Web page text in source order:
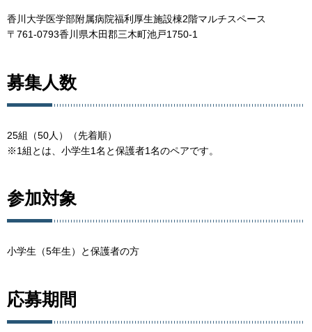
香川大学医学部附属病院福利厚生施設棟2階マルチスペース
〒761-0793香川県木田郡三木町池戸1750-1
募集人数
25組（50人）（先着順）
※1組とは、小学生1名と保護者1名のペアです。
参加対象
小学生（5年生）と保護者の方
応募期間